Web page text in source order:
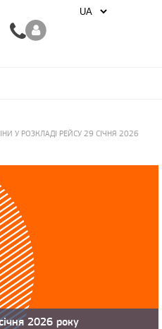
У РОЗКЛАДІ РЕЙСУ 29 СІЧНЯ 2026
2026 року